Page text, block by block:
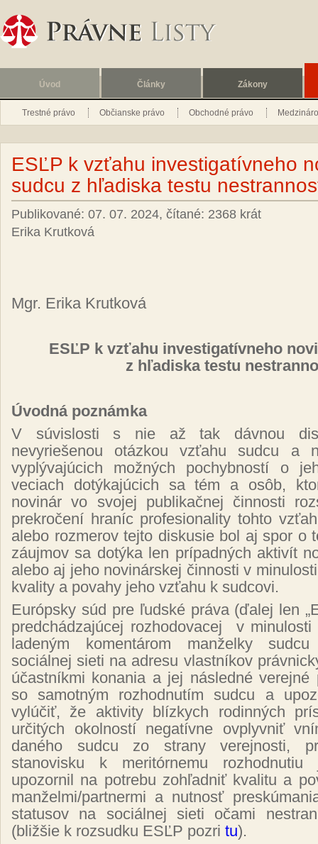
Úvod Články Zákony
Trestné právo Občianske právo Obchodné právo
ESĽP k vzťahu investigatívneho
sudcu z hľadiska testu
Publikované: 07. 07. 2024, čítané: 2368 krát
Erika Krutková
Mgr. Erika Krutková
ESĽP k vzťahu investigatívneho
z hľadiska testu
Úvodná poznámka
V súvislosti s nie až tak dávnou
nevyriešenou otázkou vzťahu sudcu a
vyplývajúcich možných pochybností o
veciach dotýkajúcich sa tém a osôb,
novinár vo svojej publikačnej činnosti
prekročení hraníc profesionality tohto
alebo rozmerov tejto diskusie bol aj spor o
záujmov sa dotýka len prípadných aktivít
alebo aj jeho novinárskej činnosti v
kvality a povahy jeho vzťahu k sudcovi.
Európsky súd pre ľudské práva (ďalej len
predchádzajúcej rozhodovacej
v
ladeným komentárom manželky
sociálnej sieti na adresu vlastníkov
účastníkmi konania a jej následné verejné
so samotným rozhodnutím sudcu a
vylúčiť, že aktivity blízkych rodinných
určitých okolností negatívne ovplyvniť
daného sudcu zo strany verejnosti,
stanovisku k meritórnemu
upozornil na potrebu zohľadniť kvalitu a
manželmi/partnermi a nutnosť
statusov na sociálnej sieti očami
(bližšie k rozsudku ESĽP pozri tu).